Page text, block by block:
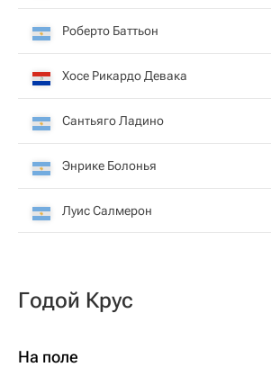
Роберто Баттьон
Хосе Рикардо Девака
Сантьяго Ладино
Энрике Болонья
Луис Салмерон
Годой Крус
На поле